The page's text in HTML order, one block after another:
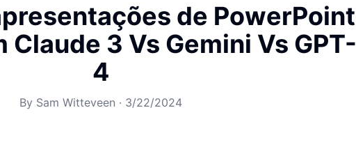
de PowerPoint
3 Vs Gemini Vs GPT-
4
By Sam Witteveen · 3/22/2024